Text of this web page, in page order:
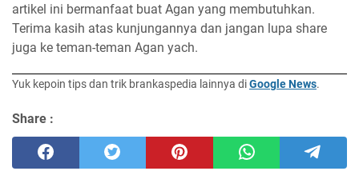
artikel ini bermanfaat buat Agan yang membutuhkan.
Terima kasih atas kunjungannya dan jangan lupa share
juga ke teman-teman Agan yach.
Yuk kepoin tips dan trik brankaspedia lainnya diGoogle News.
Share :